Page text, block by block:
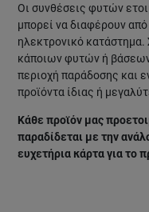
Οι συνθέσεις φυτών
μπορεί να διαφέρουν
ηλεκτρονικό κατάστημα.
κάποιων φυτών ή βάσεων
περιοχή παράδοσης και
προϊόντα ίδιας ή
Κάθε προϊόν μας
παραδίδεται με την
ευχετήρια κάρτα για το